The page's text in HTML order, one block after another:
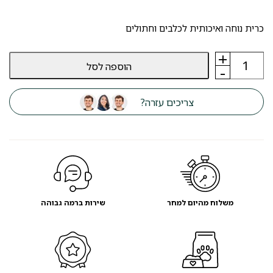
כרית נוחה ואיכותית לכלבים וחתולים
-
כמות
כרית
שטלנד
בז'
90
ס"מ
+ הוספה לסל
צריכים עזרה?
משלוח מהיום למחר שירות ברמה גבוהה